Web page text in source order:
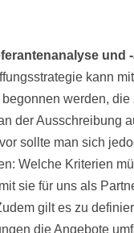
und
kann
begonnen werden,
der Ausschreibung
sollte man sich
Welche Kriterien
sie für uns als
gilt es zu
die Angebote